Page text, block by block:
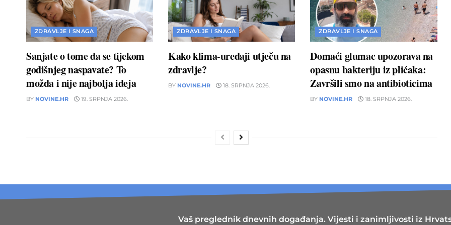
ZDRAVLJE I SNAGA
Sanjate o tome da se tijekom
godišnjeg naspavate? To
možda i nije najbolja ideja
BY NOVINE.HR 19. SRPNJA 2026.
ZDRAVLJE I SNAGA
Kako klima-uređaji utječu na
zdravlje?
BY NOVINE.HR 18. SRPNJA 2026.
ZDRAVLJE I SNAGA
Domaći glumac upozorava na
opasnu bakteriju iz plićaka:
Završili smo na antibioticima
BY NOVINE.HR 18. SRPNJA 2026.
Vaš preglednik dnevnih događanja. Vijesti i zanimljivosti iz